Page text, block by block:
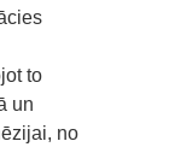
to
un
no